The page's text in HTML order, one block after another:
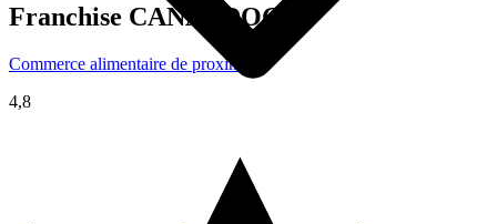
Franchise CANALDOG
Commerce alimentaire de proximité
4,8